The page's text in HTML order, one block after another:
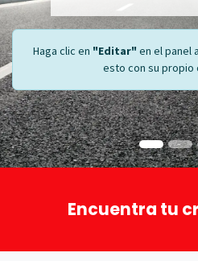
Haga clic en "Editar" en el panel
esto con su propio
Encuentra tu